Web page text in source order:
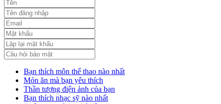
Luật sửa đổi, bổ sung một số điều của luật cán bộ, công chức. luật
công chức
Lượt xem:1784 | lượt tải:546
Bạn thích môn thể thao nào nhất
Món ăn mà bạn yêu thích
Thần tượng điện ảnh của bạn
Bạn thích nhạc sỹ nào nhất